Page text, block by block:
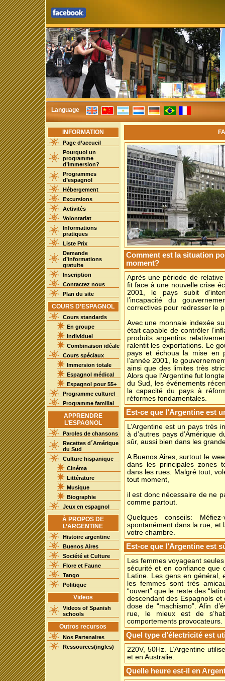
Language
INFORMATION
Page d’accueil
Pourquoi un
programme
d’immersion?
Programmes
d’espagnol
Hébergement
Excursions
Activités
Volontariat
Informations
pratiques
Liste Prix
Demande
d’informations
gratuite
Inscription
Contactez nous
Plan du site
COURS D’ESPAGNOL
Cours standards
En groupe
Individuel
Combinaison idéale
Cours spéciaux
Immersion totale
Espagnol médical
Espagnol pour 55+
Programme culturel
Programme familial
APPRENDRE
L’ESPAGNOL
Paroles de chansons
Recettes d´Amérique
du Sud
Culture hispanique
Cinéma
Littérature
Musique
Biographie
Jeux en espagnol
À PROPOS DE
L’ARGENTINE
Histoire argentine
Buenos Aires
Société et Culture
Flore et Faune
Tango
Politique
Videos
Videos of Spanish
schools
Outros recursos
Nos Partenaires
Ressources(ingles)
Comment est la situation
moment?
Après une période de
fit face à une nouvelle crise
2001, le pays subit
l’incapacité du
correctives pour redresser le
Avec une monnaie indexée
était capable de contrôler
produits argentins
ralentit les exportations. Le
pays et échoua la mise en
l’année 2001, le
ainsi que des limites très
Alors que l’Argentine fut
du Sud, les événements
la capacité du pays à
réformes fondamentales.
Est-ce que l’Argentine est
L’Argentine est un pays très
à d’autres pays d’Amérique
sûr, aussi bien dans les
A Buenos Aires, surtout le
dans les principales zones
dans les rues. Malgré tout,
tout moment,
il est donc nécessaire de ne
comme partout.
Quelques conseils:
spontanément dans la rue, et
votre chambre.
Est-ce que l’Argentine est
Les femmes voyageant
sécurité et en confiance que
Latine. Les gens en général,
les femmes sont très
“ouvert” que le reste des
descendant des Espagnols
dose de “machismo”. Afin
rue, le mieux est de
comportements provocateurs.
Quel type d’électricité est
220V, 50Hz. L’Argentine
et en Australie.
Quelle heure est-il en